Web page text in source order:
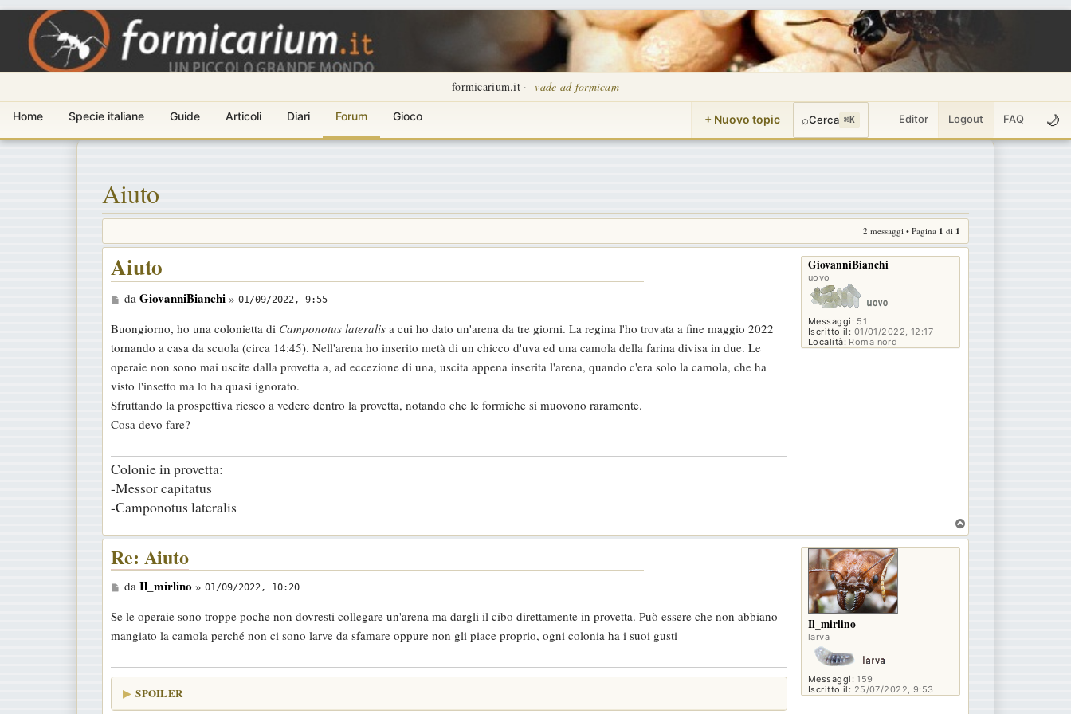
formicarium.it · vade ad formicam
Home Specie italiane Guide Articoli Diari Forum Gioco + Nuovo topic ⌕Cerca ⌘K Editor Logout FAQ 🌙
Aiuto
2 messaggi • Pagina 1 di 1
GiovanniBianchi
uovo
Messaggi: 51
Iscritto il: 01/01/2022, 12:17
Località: Roma nord
Aiuto
M
s
s
a
g
g
i
da GiovanniBianchi» 01/09/2022, 9:55
Buongiorno, ho una colonietta di Camponotus lateralis a cui ho dato un'arena da tre giorni. La regina l'ho trovata a fine maggio 2022
tornando a casa da scuola (circa 14:45). Nell'arena ho inserito metà di un chicco d'uva ed una camola della farina divisa in due. Le
operaie non sono mai uscite dalla provetta a, ad eccezione di una, uscita appena inserita l'arena, quando c'era solo la camola, che ha
visto l'insetto ma lo ha quasi ignorato.
Sfruttando la prospettiva riesco a vedere dentro la provetta, notando che le formiche si muovono raramente.
Cosa devo fare?
Colonie in provetta:
-Messor capitatus
-Camponotus lateralis
o
Il_mirlino
larva
Messaggi: 159
Iscritto il: 25/07/2022, 9:53
Re: Aiuto
M
s
s
g
g
da Il_mirlino » 01/09/2022, 10:20
Se le operaie sono troppe poche non dovresti collegare un'arena ma dargli il cibo direttamente in provetta. Può essere che non abbiano
mangiato la camola perché non ci sono larve da sfamare oppure non gli piace proprio, ogni colonia ha i suoi gusti
SPOILER